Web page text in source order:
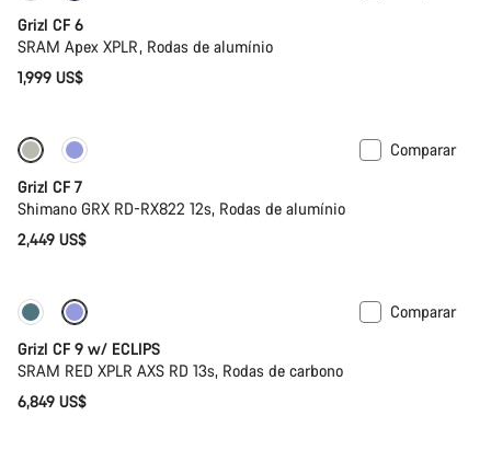
Grizl CF 6
SRAM Apex XPLR, Rodas de alumínio
1,999 US$
Comparar
Grizl CF 7
Shimano GRX RD-RX822 12s, Rodas de alumínio
2,449 US$
Novo stock
Comparar
Grizl CF 9 w/ ECLIPS
SRAM RED XPLR AXS RD 13s, Rodas de carbono
6,849 US$